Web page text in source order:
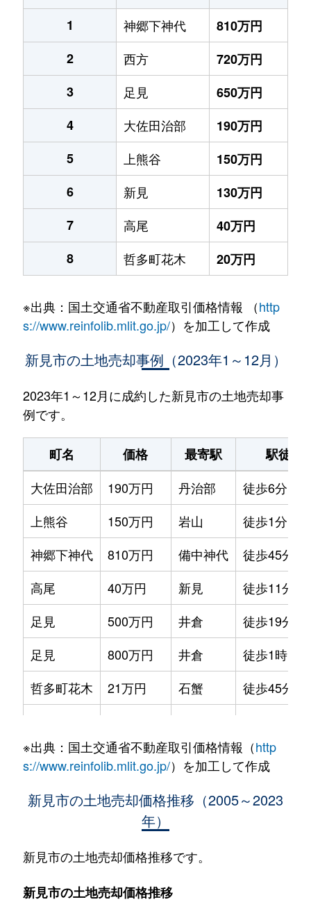
1
神郷下神代
810万円
2
西方
720万円
3
足見
650万円
4
大佐田治部
190万円
5
上熊谷
150万円
6
新見
130万円
7
高尾
40万円
8
哲多町花木 20万円
※出典：国土交通省不動産取引価格情報 （http
s://www.reinfolib.mlit.go.jp/）を加工して作成
新見市の土地売却事例（2023年1～12月）
2023年1～12月に成約した新見市の土地売却事
例です。
町名 価格 最寄駅
駅徒歩
大佐田治部
190万円 丹治部
徒歩6分
上熊谷
150万円 岩山
徒歩1分
神郷下神代
810万円 備中神代
徒歩45分
高尾
40万円 新見
徒歩11分
足見
500万円 井倉
徒歩19分
足見
800万円 井倉
徒歩1時間
哲多町花木
21万円 石蟹
徒歩45分
新見
98万円 新見
徒歩16分
700万円
西方
720万円 新見
西方
1,500万円
※出典：国土交通省不動産取引価格情報（http
s://www.reinfolib.mlit.go.jp/）を加工して作成
新見市の土地売却価格推移（2005～2023
年）
新見市の土地売却価格推移です。
新見市の土地売却価格推移